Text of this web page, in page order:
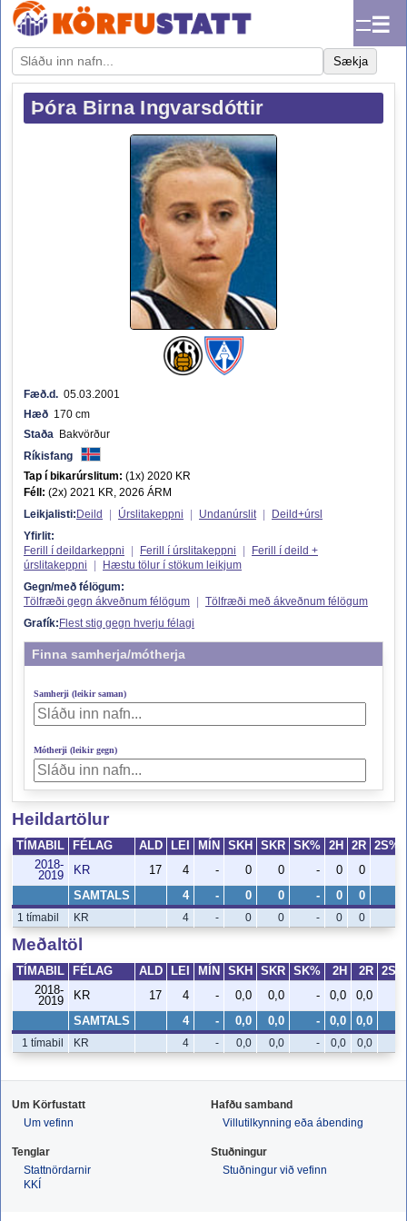
☰
Sækja
Þóra Birna Ingvarsdóttir
Fæð.d. 05.03.2001
Hæð 170 cm
Staða Bakvörður
Ríkisfang
Tap í bikarúrslitum: (1x) 2020 KR
Féll: (2x) 2021 KR, 2026 ÁRM
Leikjalisti: Deild Úrslitakeppni Undanúrslit
Deild+úrsl
Yfirlit:
Ferill í deildarkeppni
Ferill í úrslitakeppni
Ferill í deild +
úrslitakeppni
Hæstu tölur í stökum leikjum
Gegn/með félögum:
Tölfræði gegn ákveðnum félögum
Tölfræði með ákveðnum félögum
Grafík: Flest stig gegn hverju félagi
Finna samherja/mótherja
Samherji (leikir saman)
Mótherji (leikir gegn)
Heildartölur
TÍMABIL FÉLAG ALD LEI MÍN SKH SKR SK% 2H 2R
2S%
2018-
2019
KR 17 4 - 0 0 - 0 0
SAMTALS 4 - 0 0 - 0 0
1 tímabil KR 4 - 0 0 - 0 0
Meðaltöl
TÍMABIL FÉLAG ALD LEI MÍN SKH SKR SK% 2H 2R
2S%
2018-
2019
KR 17 4 - 0,0 0,0 - 0,0 0,0
SAMTALS 4 - 0,0 0,0 - 0,0 0,0
1 tímabil KR 4 - 0,0 0,0 - 0,0 0,0
Um Körfustatt
Um vefinn
Hafðu samband
Villutilkynning eða ábending
Tenglar
Stattnördarnir
KKÍ
Stuðningur
Stuðningur við vefinn